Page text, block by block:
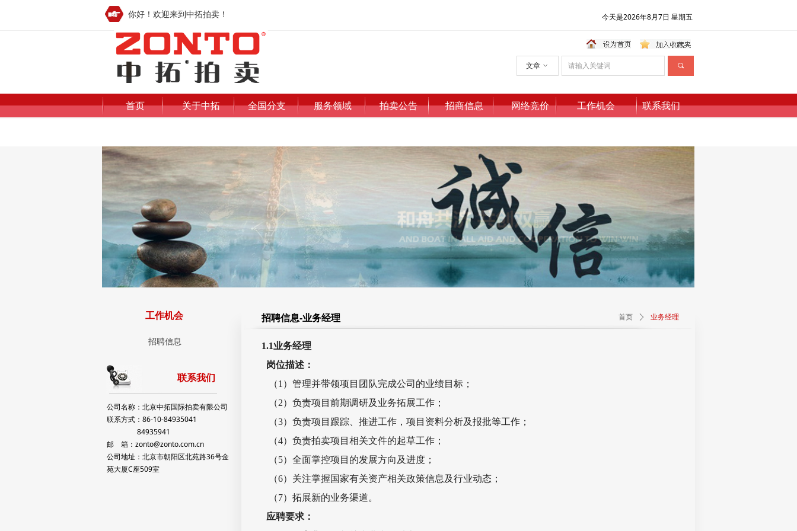
你好！欢迎来到中拓拍卖！ 今天是2026年8月7日 星期五
끠
文章 ꀁ
首页 关于中拓 全国分支 服务领域 拍卖公告 招商信息 网络竞价 工作机会 联系我们
工作机会
招聘信息
招聘信息-业务经理 首页 ꄲ 业务经理
1.1业务经理
岗位描述：
（1）管理并带领项目团队完成公司的业绩目标；
（2）负责项目前期调研及业务拓展工作；
（3）负责项目跟踪、推进工作，项目资料分析及报批等工作；
（4）负责拍卖项目相关文件的起草工作；
（5）全面掌控项目的发展方向及进度；
（6）关注掌握国家有关资产相关政策信息及行业动态；
（7）拓展新的业务渠道。
应聘要求：
联系我们
公司名称：北京中拓国际拍卖有限公司
联系方式：86-10-84935041
84935941
邮 箱：zonto@zonto.com.cn
公司地址：北京市朝阳区北苑路36号金
苑大厦C座509室